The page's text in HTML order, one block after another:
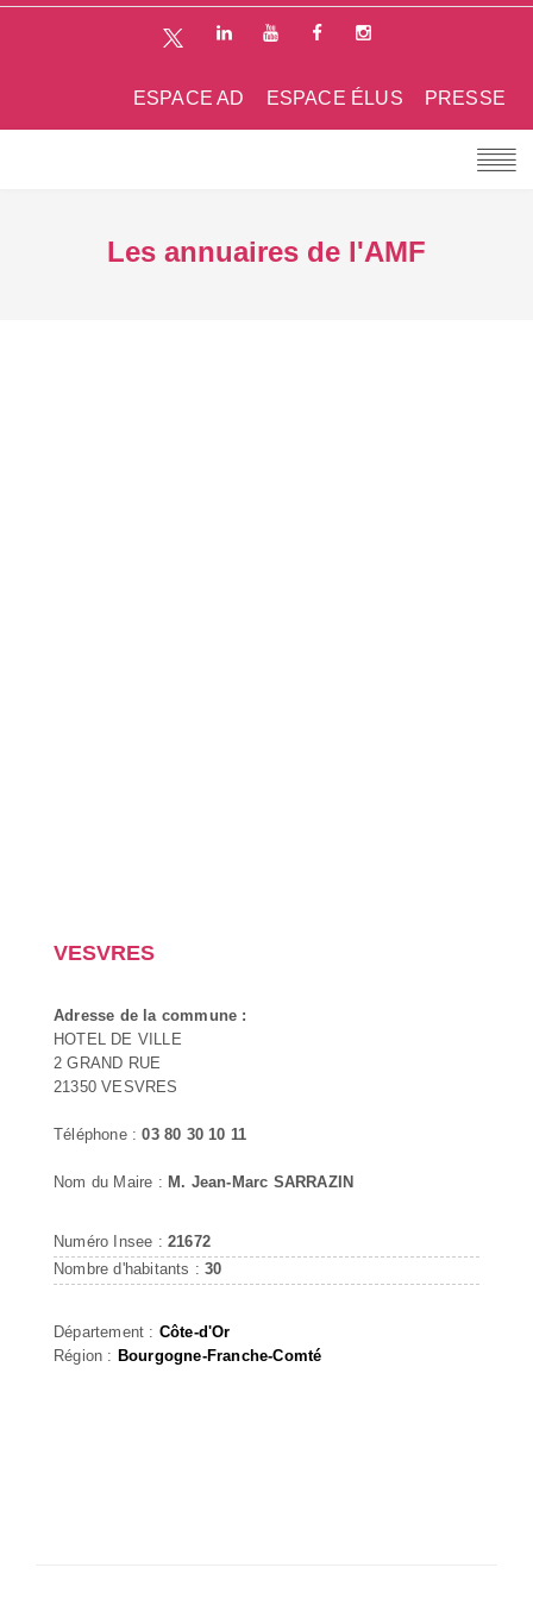
PRESSE
ESPACE ÉLUS
ESPACE AD
Les annuaires de l'AMF
VESVRES
Adresse de la commune :
HOTEL DE VILLE
2 GRAND RUE
21350 VESVRES
Téléphone :03 80 30 10 11
Nom du Maire : M. Jean-Marc SARRAZIN
Numéro Insee : 21672
Nombre d'habitants :30
Département : Côte-d'Or
Région : Bourgogne-Franche-Comté